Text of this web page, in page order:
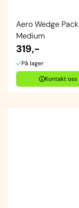
Aero Wedge Pack
Medium
319,-
På lager
Kontakt oss